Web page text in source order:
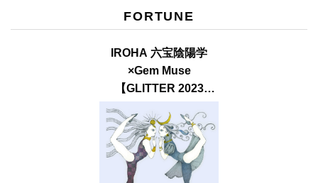
FORTUNE
IROHA 六宝陰陽学
×Gem Muse
【GLITTER 2023
SUMMER issue】